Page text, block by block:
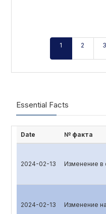
1 2 3
Essential Facts
Date № факта
2024-02-13 Изменение в
2024-02-13 Изменение